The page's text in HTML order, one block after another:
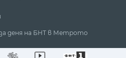
деня на БНТ в Метрото